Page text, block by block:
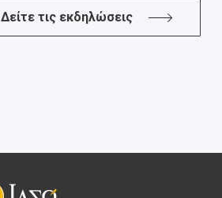
Δείτε τις εκδηλώσεις